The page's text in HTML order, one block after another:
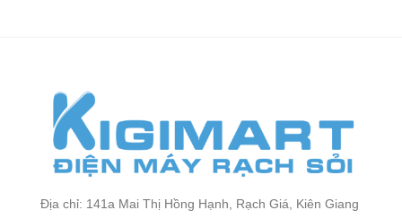
Địa chỉ: 141a Mai Thị Hồng Hạnh, Rạch Giá, Kiên Giang